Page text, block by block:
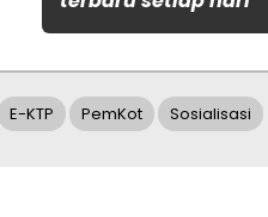
E-KTP PemKot Sosialisasi